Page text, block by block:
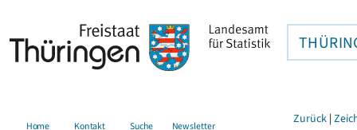
Home Kontakt Suche Newsletter Zurück |